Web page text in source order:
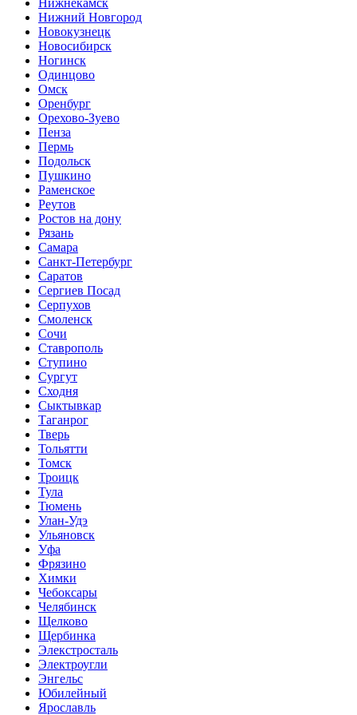
Нижнекамск
Нижний Новгород
Новокузнецк
Новосибирск
Ногинск
Одинцово
Омск
Оренбург
Орехово-Зуево
Пенза
Пермь
Подольск
Пушкино
Раменское
Реутов
Ростов на дону
Рязань
Самара
Санкт-Петербург
Саратов
Сергиев Посад
Серпухов
Смоленск
Сочи
Ставрополь
Ступино
Сургут
Сходня
Сыктывкар
Таганрог
Тверь
Тольятти
Томск
Троицк
Тула
Тюмень
Улан-Удэ
Ульяновск
Уфа
Фрязино
Химки
Чебоксары
Челябинск
Щелково
Щербинка
Элекстросталь
Электроугли
Энгельс
Юбилейный
Ярославль